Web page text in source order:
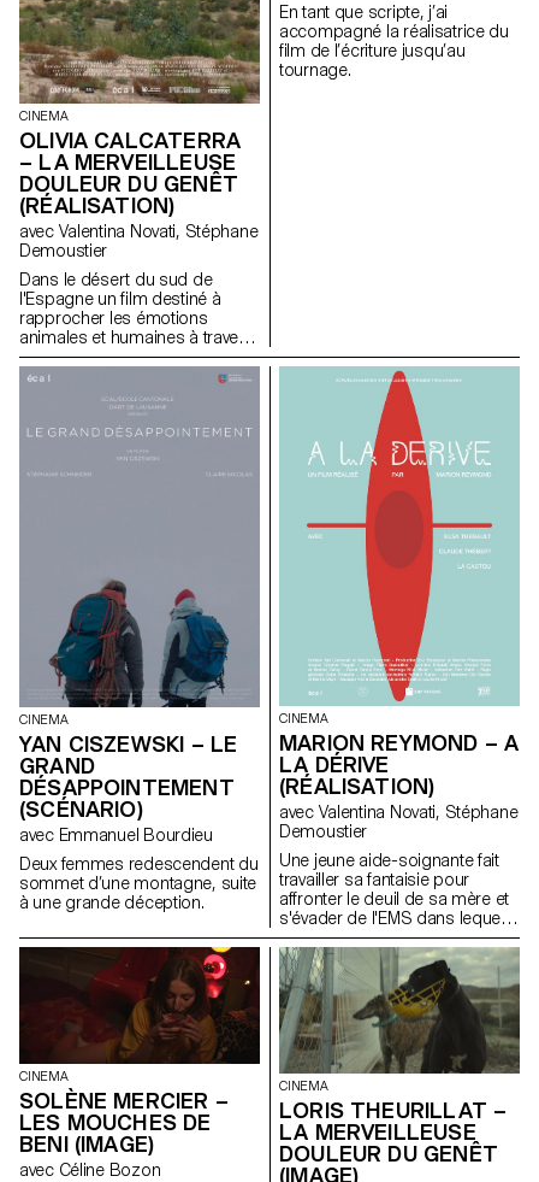
CINEMA
OLIVIA CALCATERRA
– LA MERVEILLEUSE
DOULEUR DU GENÊT
(RÉALISATION)
avec Valentina Novati, Stéphane
Demoustier
Dans le désert du sud de
l'Espagne un film destiné à
rapprocher les émotions
animales et humaines à travers
le traumatisme de l'abandon.
En tant que scripte, j’ai
accompagné la réalisatrice du
film de l’écriture jusqu’au
tournage.
CINEMA
YAN CISZEWSKI – LE
GRAND
DÉSAPPOINTEMENT
(SCÉNARIO)
avec Emmanuel Bourdieu
Deux femmes redescendent du
sommet d’une montagne, suite
à une grande déception.
CINEMA
MARION REYMOND – A
LA DÉRIVE
(RÉALISATION)
avec Valentina Novati, Stéphane
Demoustier
Une jeune aide-soignante fait
travailler sa fantaisie pour
affronter le deuil de sa mère et
s'évader de l'EMS dans lequel
elle travaille.
CINEMA
SOLÈNE MERCIER –
LES MOUCHES DE
BENI (IMAGE)
avec Céline Bozon
CINEMA
LORIS THEURILLAT –
LA MERVEILLEUSE
DOULEUR DU GENÊT
(IMAGE)